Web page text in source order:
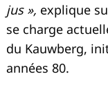
jus », explique
se charge
du Kauwberg,
années 80.